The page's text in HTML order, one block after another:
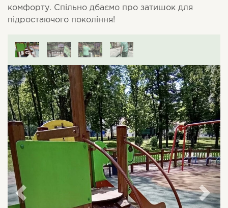
комфорту. Спільно дбаємо про затишок для
підростаючого покоління!